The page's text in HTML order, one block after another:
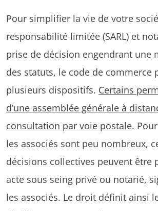
Pour simplifier la vie de votre
responsabilité limitée (SARL) et
prise de décision engendrant une
des statuts, le code de commerce
plusieurs dispositifs. Certains
d’une assemblée générale à
consultation par voie postale.
les associés sont peu nombreux,
décisions collectives peuvent être
acte sous seing privé ou notarié,
les associés. Le droit définit ainsi